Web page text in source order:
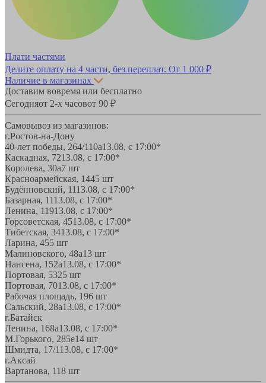
Плати частями
Делите оплату на 4 части, без переплат. От 1 000 ₽
Наличие в магазинах
Доставим вовремя или бесплатно
Сегодняот 2-х часовот 90 ₽
Самовывоз из магазинов:
г.Ростов-на-Дону
40-лет победы, 264/110а13.08, с 17:00*
Каскадная, 7213.08, с 17:00*
Королева, 30а7 шт
Красноармейская, 1445 шт
Будённовский, 1113.08, с 17:00*
Базарная, 1113.08, с 17:00*
Ленина, 11913.08, с 17:00*
Горсоветская, 4513.08, с 17:00*
Тибетская, 3413.08, с 17:00*
Ларина, 455 шт
Малиновского, 48а13 шт
Нансена, 152а13.08, с 17:00*
Портовая, 5325 шт
Портовая, 7013.08, с 17:00*
Рабочая площадь, 196 шт
Сальский, 28a13.08, с 17:00*
г.Батайск
Ленина, 168а13.08, с 17:00*
М.Горького, 285е14 шт
Шмидта, 17/113.08, с 17:00*
г.Аксай
Вартанова, 118 шт